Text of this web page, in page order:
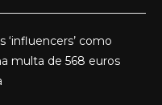
‘influencers’ como
multa de 568 euros